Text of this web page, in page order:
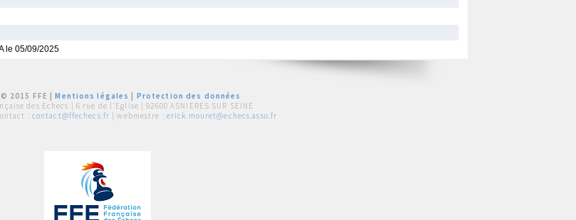
le 05/09/2025
2015 FFE |Mentions légales
Protection des données
des Echecs | 6 rue de l'Eglise | 92600 ASNIERES SUR SEINE
: contact@ffechecs.fr | webmestre : erick.mouret@echecs.asso.fr